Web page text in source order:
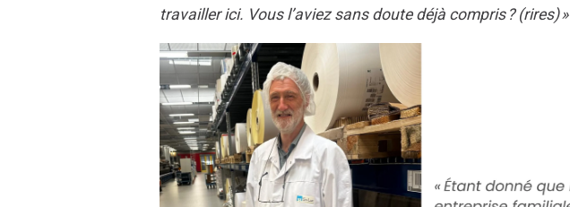
travailler ici. Vous l’aviez sans doute déjà compris ? (rires) »